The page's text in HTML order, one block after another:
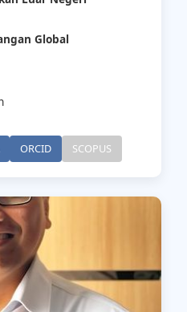
Global
ORCID SCOPUS